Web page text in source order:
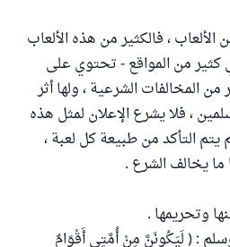
، فالكثير من هذه الألعاب
كثير من المواقع - تحتوي على
المخالفات الشرعية ، ولها أثر
، فلا يشرع الإعلان لمثل هذه
يتم التأكد من طبيعة كل لعبة ،
يخالف الشرع .
وتحريمها .
‏: ( لَيَكُونَنَّ مِنْ أُمَّتِي أَقْوَامٌ